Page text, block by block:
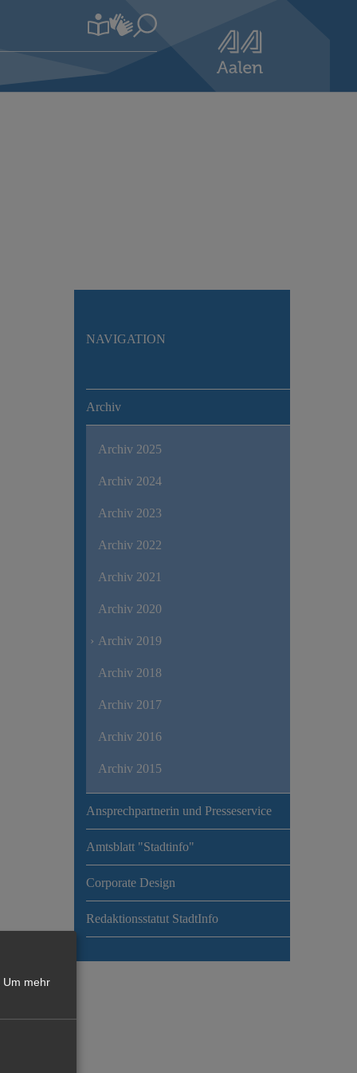
NAVIGATION
Archiv
Archiv 2025
Archiv 2024
Archiv 2023
Archiv 2022
Archiv 2021
Archiv 2020
Archiv 2019
Archiv 2018
Archiv 2017
Archiv 2016
Archiv 2015
Ansprechpartnerin und Presseservice
Amtsblatt "Stadtinfo"
Corporate Design
Redaktionsstatut StadtInfo
Um mehr